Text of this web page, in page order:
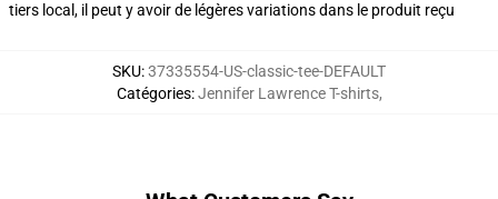
tiers local, il peut y avoir de légères variations dans le produit reçu
SKU:37335554-US-classic-tee-DEFAULT
Catégories:Jennifer Lawrence T-shirts,